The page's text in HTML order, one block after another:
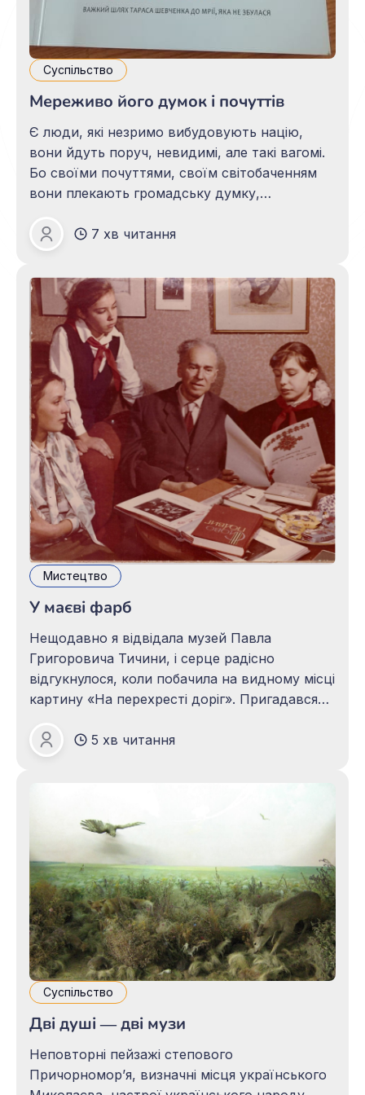
Суспільство
Мереживо його думок і почуттів
Є люди, які незримо вибудовують націю,
вони йдуть поруч, невидимі, але такі вагомі.
Бо своїми почуттями, своїм світобаченням
вони плекають громадську думку,
відтворюють його мрії та сподівання,
відбивають історію держави та її ідеологію.
Люди, які непомітно виховують гуманність,
порядність і чесність, спрямовують думку
людей у благородне
Зоя ПАЦАЛО
7 хв читання
Мистецтво
У маєві фарб
Нещодавно я відвідала музей Павла
Григоровича Тичини, і серце радісно
відгукнулося, коли побачила на видному місці
картину «На перехресті доріг». Пригадався
автором — художником із Харкова Віктором
Тупіциним. Це було не так давно.
Б. І. Олійника. Перший
Зоя ПАЦАЛО
5 хв читання
Суспільство
Дві душі ― дві музи
Неповторні пейзажі степового
Причорномор’я, визначні місця українського